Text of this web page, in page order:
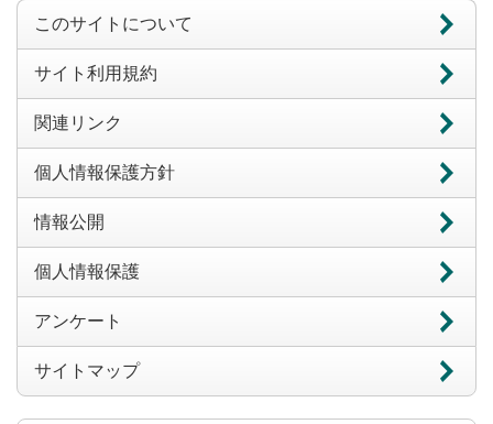
このサイトについて
サイト利用規約
関連リンク
個人情報保護方針
情報公開
個人情報保護
アンケート
サイトマップ